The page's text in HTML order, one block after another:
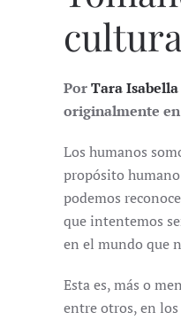
PorTara
originalmente en
Los humanos
propósito
podemos
que intentemos
en el mundo que
Esta es, más o
entre otros, en